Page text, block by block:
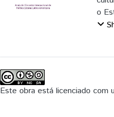
o
Este obra está licenciado com